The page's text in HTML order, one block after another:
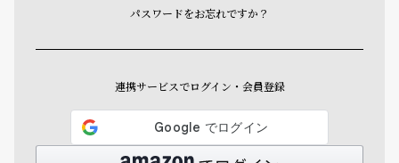
パスワードをお忘れですか？
連携サービスでログイン・会員登録